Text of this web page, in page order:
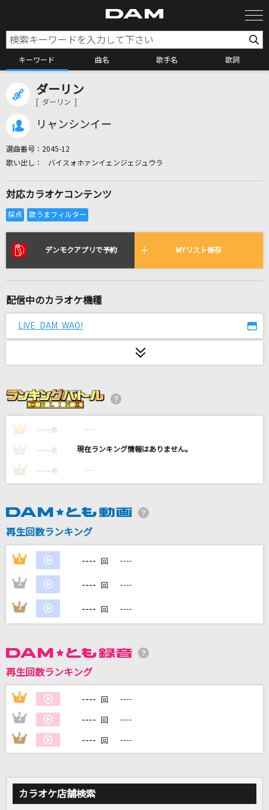
キーワード 曲名 歌手名 歌詞
リアルタイムで歌われている曲の一覧
僕と僕
続・くだらない唄
Regret nothing ～Tighten Up～
火野映司(渡部秀)
あさみ ちゆき
米津玄師
愛ゆえに
さとうもか
[生音]迷い道
渡辺真知子
YOASOBI
irony
ClariS
ダーリン
[ ダーリン ]
リャンシンイー
選曲番号： 2045-12
バイスォホァンイェンジェジュウラ
対応カラオケコンテンツ
デンモクアプリで予約 MYリスト保存
配信中のカラオケ機種
LIVE DAM WAO!
1 ---- 点 ----
---- 点 ----
3 ---- 点 ----
再生回数ランキング
1 ---- 回 ----
2 ---- 回 ----
3 ---- 回 ----
再生回数ランキング
1 ---- 回 ----
2 ---- 回 ----
3 ---- 回 ----
カラオケ店舗検索